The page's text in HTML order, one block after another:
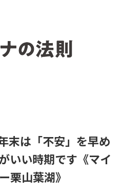
末は「不安」を早め
いい時期です《マイ
栗山葉湖》